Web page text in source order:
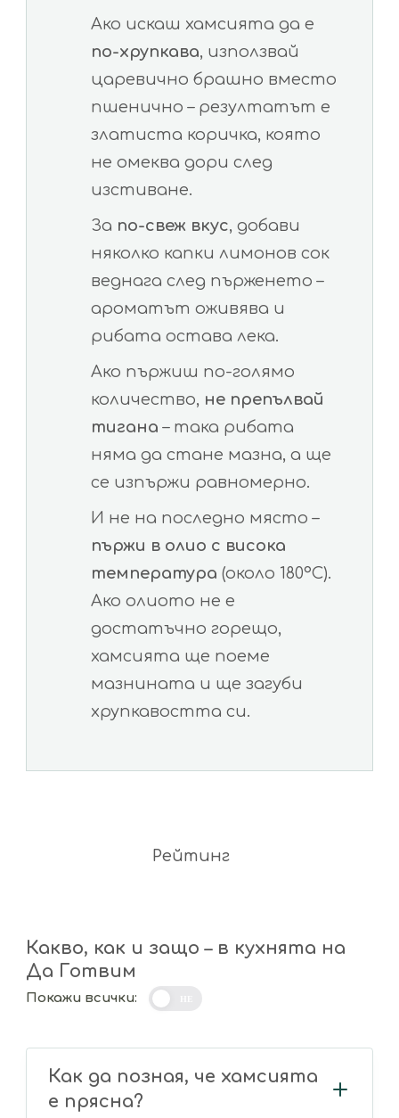
Ако искаш хамсията да е
по-хрупкава, използвай
царевично брашно вместо
пшенично – резултатът е
златиста коричка, която
не омеква дори след
изстиване.
За по-свеж вкус, добави
няколко капки лимонов сок
веднага след пърженето –
ароматът оживява и
рибата остава лека.
Ако пържиш по-голямо
количество, не препълвай
тигана – така рибата
няма да стане мазна, а ще
се изпържи равномерно.
И не на последно място –
пържи в олио с висока
температура (около 180°C).
Ако олиото не е
достатъчно горещо,
хамсията ще поеме
мазнината и ще загуби
хрупкавостта си.
Рейтинг
Какво, как и защо – в кухнята на
Да Готвим
Покажи всички:
Как да позная, че хамсията
е прясна?